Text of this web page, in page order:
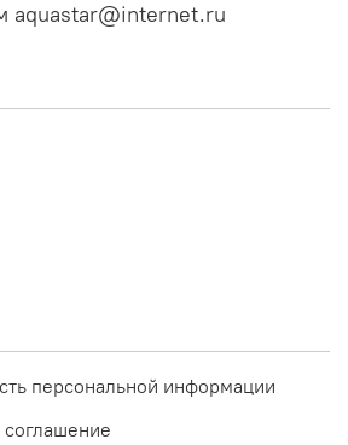
персональной информации
соглашение
aquastar@internet.ru